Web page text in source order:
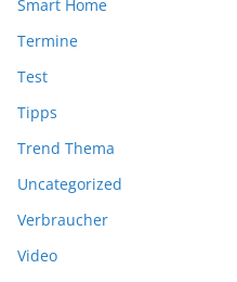
Smart Home
Termine
Test
Tipps
Trend Thema
Uncategorized
Verbraucher
Video